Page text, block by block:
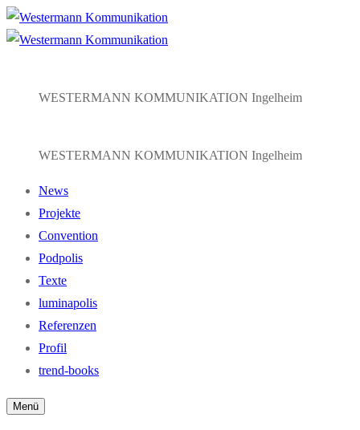
Zum
Inhalt
Menü
Schließen
WESTERMANN KOMMUNIKATION Ingelheim
WESTERMANN KOMMUNIKATION Ingelheim
News
Projekte
Convention
Podpolis
Texte
luminapolis
Referenzen
Profil
trend-books
Menü